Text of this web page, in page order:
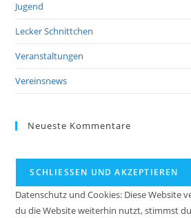
Jugend
Lecker Schnittchen
Veranstaltungen
Vereinsnews
Neueste Kommentare
Datenschutz und Cookies: Diese Website
du die Website weiterhin nutzt, stimmst